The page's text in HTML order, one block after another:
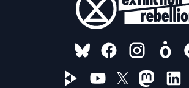
FOLLOW US ON